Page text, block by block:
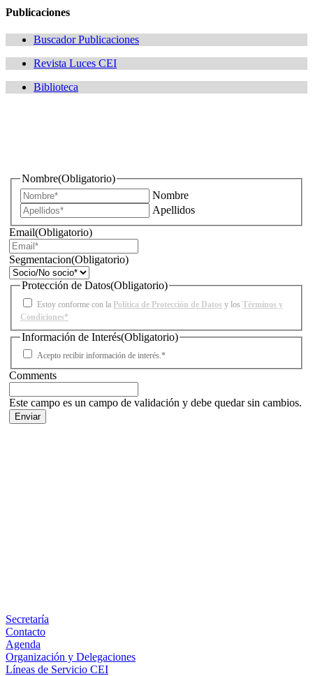
Publicaciones
Buscador Publicaciones
Revista Luces CEI
Biblioteca
Nombre(Obligatorio)
Nombre
Apellidos
Email(Obligatorio)
Segmentacion(Obligatorio)
Protección de Datos(Obligatorio)
Estoy conforme con la Política de Protección de Datos y los Términos y
Condiciones*
Información de Interés(Obligatorio)
Acepto recibir información de interés.*
Comments
Este campo es un campo de validación y debe quedar sin cambios.
Secretaría
Contacto
Agenda
Organización y Delegaciones
Líneas de Servicio CEI